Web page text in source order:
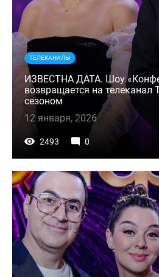
ТЕЛЕКАНАЛЫ
ИЗВЕСТНА ДАТА. Шоу
возвращается на
сезоном
12 января, 2026
2493 0